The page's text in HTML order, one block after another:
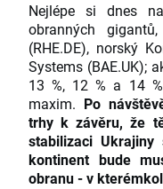
Nejlépe si dnes
obranných
(RHE.DE), norský
Systems (BAE.UK);
13 %, 12 % a 14
maxim. Po
trhy k závěru, že
stabilizaci
kontinent bude
obranu - v